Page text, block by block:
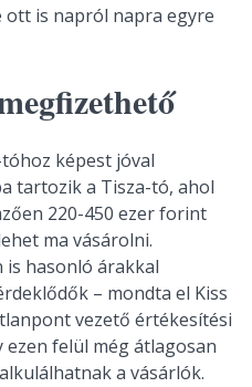
is napról napra egyre
képest jóval
tartozik a Tisza-tó, ahol
220-450 ezer forint
ma vásárolni.
is hasonló árakkal
– mondta el Kiss
vezető értékesítési
ezen felül még átlagosan
a vásárlók.